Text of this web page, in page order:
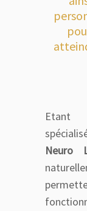
Etant
Neuro